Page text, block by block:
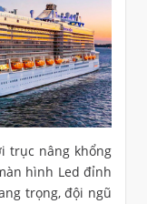
trục nâng khổng
hình Led đỉnh
trọng, đội ngũ